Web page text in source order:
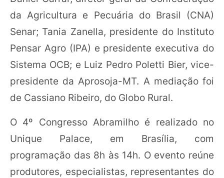
da Agricultura e Pecuária do Brasil (CNA)
Senar; Tania Zanella, presidente do Instituto
Pensar Agro (IPA) e presidente executiva do
Sistema OCB; e Luiz Pedro Poletti Bier, vice-
presidente da Aprosoja-MT. A mediação foi
de Cassiano Ribeiro, do Globo Rural.
O 4º Congresso Abramilho é realizado no
Unique Palace, em Brasília, com
programação das 8h às 14h. O evento reúne
produtores, especialistas, representantes do